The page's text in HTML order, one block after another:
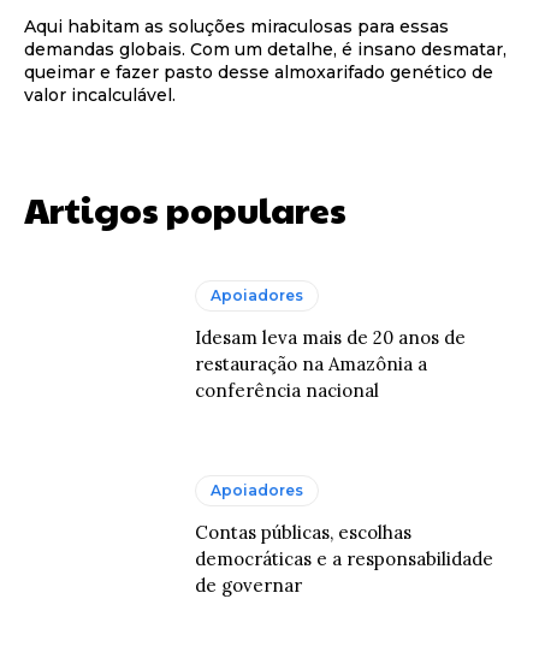
Aqui habitam as soluções miraculosas para essas
demandas globais. Com um detalhe, é insano desmatar,
queimar e fazer pasto desse almoxarifado genético de
valor incalculável.
Artigos populares
Apoiadores
Idesam leva mais de 20 anos de
restauração na Amazônia a
conferência nacional
Apoiadores
Contas públicas, escolhas
democráticas e a responsabilidade
de governar